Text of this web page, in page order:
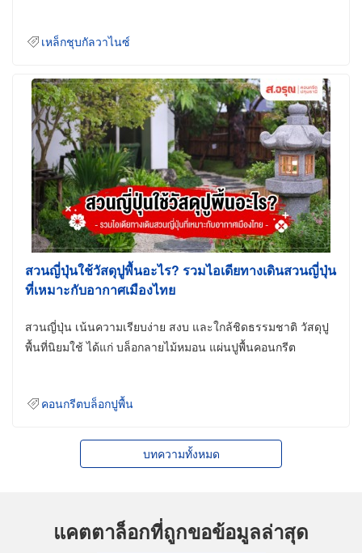
เหล็กชุบกัลวาไนซ์
สวนญี่ปุ่นใช้วัสดุปูพื้นอะไร? รวมไอเดียทางเดินสวนญี่ปุ่น
ที่เหมาะกับอากาศเมืองไทย
สวนญี่ปุ่น เน้นความเรียบง่าย สงบ และใกล้ชิดธรรมชาติ วัสดุปู
พื้นที่นิยมใช้ ได้แก่ บล็อกลายไม้หมอน แผ่นปูพื้นคอนกรีต
คอนกรีตบล็อกปูพื้น
บทความทั้งหมด
แคตตาล็อกที่ถูกขอข้อมูลล่าสุด